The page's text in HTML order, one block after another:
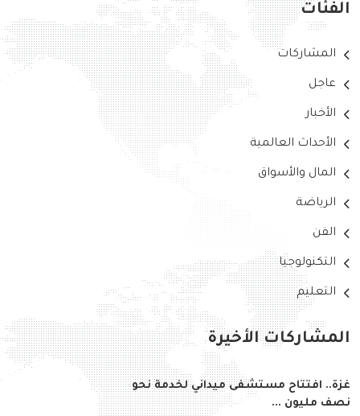
الفئات
المشاركات
عاجل
الأخبار
الأحداث العالمية
المال والأسواق
الرياضة
الفن
التكنولوجيا
التعليم
المشاركات الأخيرة
غزة.. افتتاح مستشفى ميداني لخدمة نحو
نصف مليون ...